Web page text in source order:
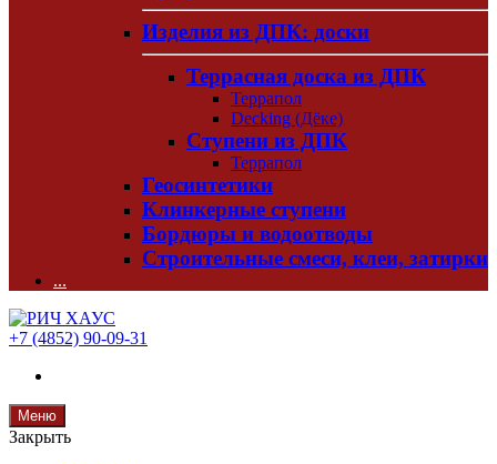
Изделия из ДПК: доски
Террасная доска из ДПК
Террапол
Decking (Дёке)
Ступени из ДПК
Террапол
Геосинтетики
Клинкерные ступени
Бордюры и водоотводы
Строительные смеси, клеи, затирки
...
+7 (4852) 90-09-31
Меню
Закрыть